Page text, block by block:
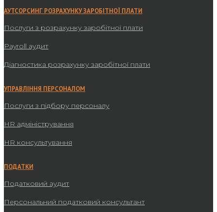
АУТСОРСИНГ РОЗРАХУНКУ ЗАРОБІТНОЇ ПЛАТИ
Послуги з розрахунку заробітної плати
Payroll аудит
Діагностика розрахунку заробітної плати
УПРАВЛІННЯ ПЕРСОНАЛОМ
Послуги з підбору персоналу
HR адміністрування
HR консультування
ПОДАТКИ
Податковий аудит
Персональний податковий консультант